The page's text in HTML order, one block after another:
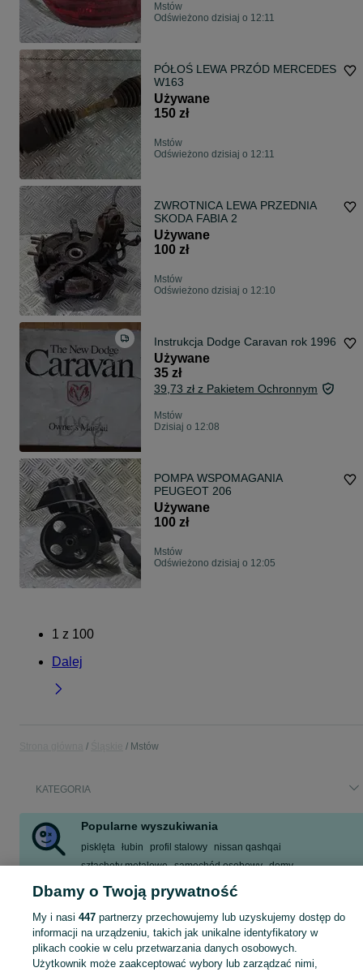
Mstów
Odświeżono dzisiaj o 12:11
PÓŁOŚ LEWA PRZÓD MERCEDES
W163
Używane
150 zł
Mstów
Odświeżono dzisiaj o 12:11
ZWROTNICA LEWA PRZEDNIA
SKODA FABIA 2
Używane
100 zł
Mstów
Odświeżono dzisiaj o 12:10
Instrukcja Dodge Caravan rok 1996
Używane
35 zł
39,73 zł z Pakietem Ochronnym
Mstów
Dzisiaj o 12:08
POMPA WSPOMAGANIA
PEUGEOT 206
Używane
100 zł
Mstów
Odświeżono dzisiaj o 12:05
1 z 100
Dalej
Mstów
KATEGORIA
Popularne wyszukiwania
pisklęta łubin profil stalowy
nissan qashqai
sztachety metalowe samochód osobowy domy
e46 dyferencjał
Zobacz Więcej
Skorzystaj z największego serwisu ogłoszeniowego - Mstów i okolice! Kupuj to, czego pragniesz i sprzedawaj to, czego już nie potrzebujesz!
Dbamy o Twoją prywatność
My i nasi 447partnerzy przechowujemy lub uzyskujemy dostęp do
informacji na urządzeniu, takich jak unikalne identyfikatory w
plikach cookie w celu przetwarzania danych osobowych.
Użytkownik może zaakceptować wybory lub zarządzać nimi,